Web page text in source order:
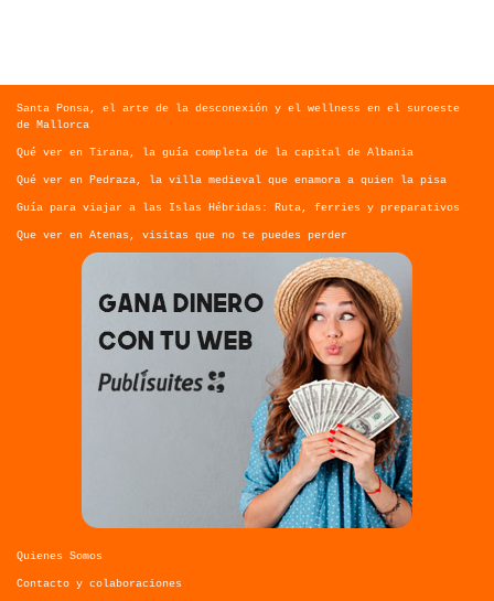
Santa Ponsa, el arte de la desconexión y el wellness en el suroeste
de Mallorca
Qué ver en Tirana, la guía completa de la capital de Albania
Qué ver en Pedraza, la villa medieval que enamora a quien la pisa
Guía para viajar a las Islas Hébridas: Ruta, ferries y preparativos
Que ver en Atenas, visitas que no te puedes perder
Quienes Somos
Contacto y colaboraciones